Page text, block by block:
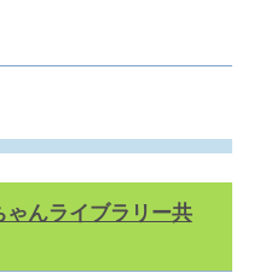
んライブラリー共